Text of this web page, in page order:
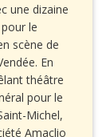
une dizaine
le
scène de
En
théâtre
pour le
Michel,
Amaclio